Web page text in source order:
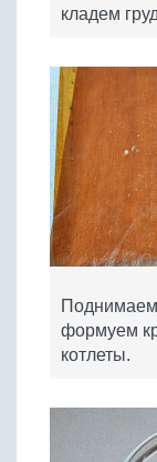
кладем
формуем
котлеты.